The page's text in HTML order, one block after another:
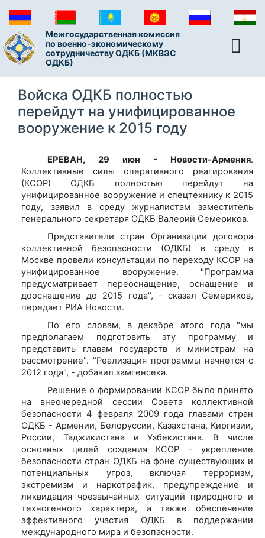
Межгосударственная комиссия
по военно-экономическому
сотрудничеству ОДКБ (МКВЭС
ОДКБ)
Войска ОДКБ полностью
перейдут на унифицированное
вооружение к 2015 году
ЕРЕВАН, 29 июн - Новости-Армения.
Коллективные силы оперативного реагирования
(КСОР) ОДКБ полностью перейдут на
унифицированное вооружение и спецтехнику к 2015
году, заявил в среду журналистам заместитель
генерального секретаря ОДКБ Валерий Семериков.
Представители стран Организации договора
коллективной безопасности (ОДКБ) в среду в
Москве провели консультации по переходу КСОР на
унифицированное вооружение. "Программа
предусматривает переоснащение, оснащение и
дооснащение до 2015 года", - сказал Семериков,
передает РИА Новости.
По его словам, в декабре этого года "мы
предполагаем подготовить эту программу и
представить главам государств и министрам на
рассмотрение". "Реализация программы начнется с
2012 года", - добавил замгенсека.
Решение о формировании КСОР было принято
на внеочередной сессии Совета коллективной
безопасности 4 февраля 2009 года главами стран
ОДКБ - Армении, Белоруссии, Казахстана, Киргизии,
России, Таджикистана и Узбекистана. В числе
основных целей создания КСОР - укрепление
безопасности стран ОДКБ на фоне существующих и
потенциальных угроз, включая терроризм,
экстремизм и наркотрафик, предупреждение и
ликвидация чрезвычайных ситуаций природного и
техногенного характера, а также обеспечение
эффективного участия ОДКБ в поддержании
международного мира и безопасности.